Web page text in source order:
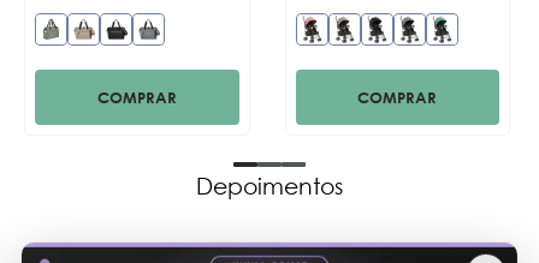
COMPRAR COMPRAR
Depoimentos